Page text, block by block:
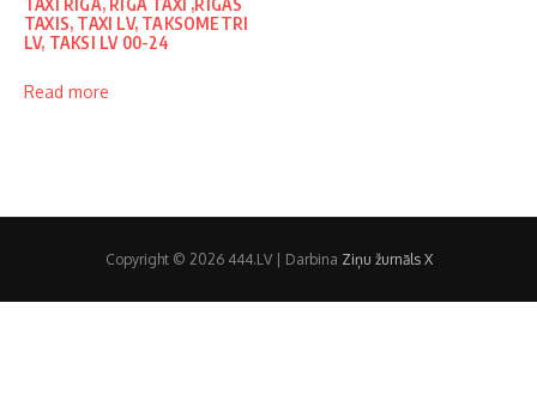
TAXIS, TAXI LV, TAKSOMETRI
LV, TAKSI LV 00-24
Read more
Copyright © 2026 444.LV | Darbina Ziņu žurnāls X